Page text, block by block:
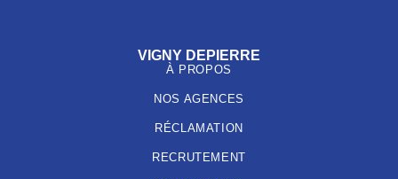
VIGNY DEPIERRE
À PROPOS
NOS AGENCES
RÉCLAMATION
RECRUTEMENT